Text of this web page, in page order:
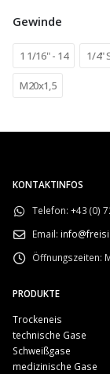
Gewinde
1 1/16" - 14 1/4"
M20x1,5
KONTAKTINFOS
Telefon: +43 (0)
Email:
Öffnungszeiten:
PRODUKTE
Trockeneis
technische Gase
Schweißgase
medizinische Gase